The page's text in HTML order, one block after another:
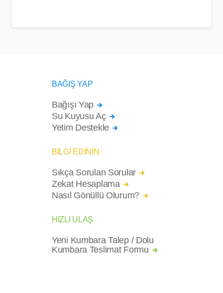
BAĞIŞ YAP
Bağışı Yap
Su Kuyusu Aç
Yetim Destekle
BİLGİ EDİNİN
Sıkça Sorulan Sorular
Zekat Hesaplama
Nasıl Gönüllü Olurum?
HIZLI ULAŞ
Yeni Kumbara Talep / Dolu
Kumbara Teslimat Formu